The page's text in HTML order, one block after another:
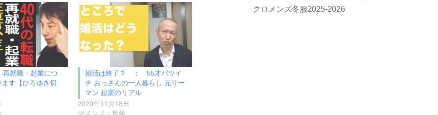
再就職・起業につ
す【ひろゆき切
婚活は終了？ ： 55才バツイ
チ おっさんの一人暮らし 元リー
マン 起業のリアル
2020年11月18日
クロメンズ冬服2025-2026